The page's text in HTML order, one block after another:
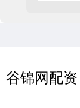
谷锦网配